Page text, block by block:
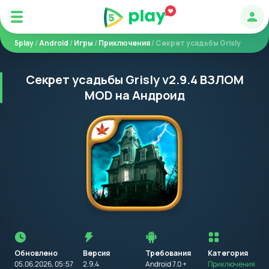
5play/Android /Игры /Приключения/ Секрет усадьбы Grisly
Секрет усадьбы Grisly v2.9.4 ВЗЛОМ
MOD на Андроид
Обновлено
05.06.2026, 05:57
Версия
2.9.4
Требования
Android 7.0 +
установкой
приложения
на
устройство
Категория
Приключения